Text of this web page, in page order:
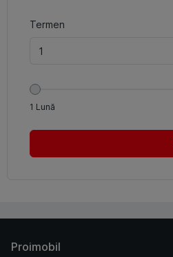
Termen
1 Lună
Proimobil